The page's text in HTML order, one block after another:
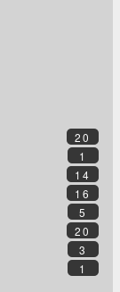
20
1
14
16
5
20
3
1